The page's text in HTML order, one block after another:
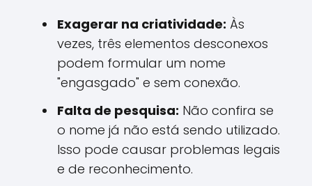
Exagerar na criatividade: Às
vezes, três elementos desconexos
podem formular um nome
"engasgado" e sem conexão.
Falta de pesquisa: Não confira se
o nome já não está sendo utilizado.
Isso pode causar problemas legais
e de reconhecimento.